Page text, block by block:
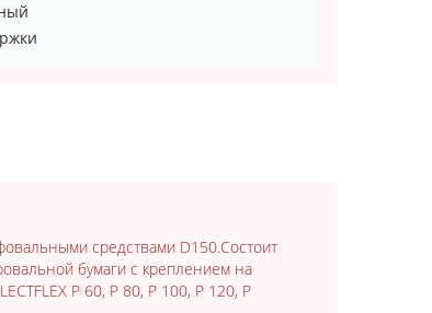
средствами D150.Состоит
бумаги с креплением на
P 60, P 80, P 100, P 120, P